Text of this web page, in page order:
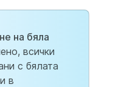
на бяла
всички
с бялата
в